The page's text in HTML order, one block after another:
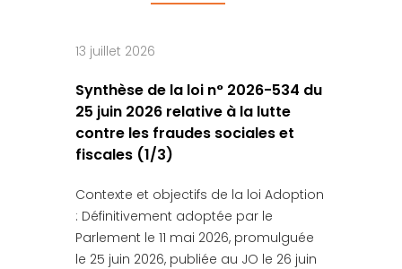
13 juillet 2026
Synthèse de la loi n° 2026-534 du
25 juin 2026 relative à la lutte
contre les fraudes sociales et
fiscales (1/3)
Contexte et objectifs de la loi Adoption
: Définitivement adoptée par le
Parlement le 11 mai 2026, promulguée
le 25 juin 2026, publiée au JO le 26 juin